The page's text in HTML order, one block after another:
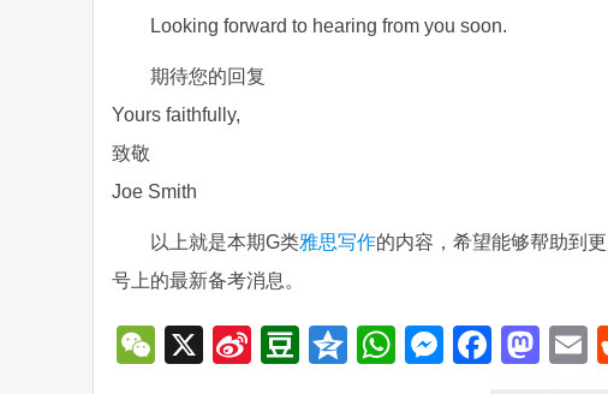
Looking forward to hearing from you soon.
期待您的回复
Yours faithfully,
致敬
Joe Smith
以上就是本期G类雅思写作的内容，希望能够帮助到
号上的最新备考消息。
WeChat
X
SinaDouban
QzoneWhatsApp